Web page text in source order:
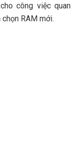
công việc quan
RAM mới.